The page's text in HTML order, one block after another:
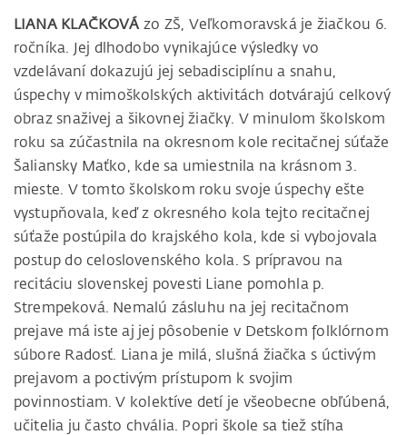
LIANA KLAČKOVÁ zo ZŠ, Veľkomoravská je žiačkou 6.
ročníka. Jej dlhodobo vynikajúce výsledky vo
vzdelávaní dokazujú jej sebadisciplínu a snahu,
úspechy v mimoškolských aktivitách dotvárajú celkový
obraz snaživej a šikovnej žiačky. V minulom školskom
roku sa zúčastnila na okresnom kole recitačnej súťaže
Šaliansky Maťko, kde sa umiestnila na krásnom 3.
mieste. V tomto školskom roku svoje úspechy ešte
vystupňovala, keď z okresného kola tejto recitačnej
súťaže postúpila do krajského kola, kde si vybojovala
postup do celoslovenského kola. S prípravou na
recitáciu slovenskej povesti Liane pomohla p.
Strempeková. Nemalú zásluhu na jej recitačnom
prejave má iste aj jej pôsobenie v Detskom folklórnom
súbore Radosť. Liana je milá, slušná žiačka s úctivým
prejavom a poctivým prístupom k svojim
povinnostiam. V kolektíve detí je všeobecne obľúbená,
učitelia ju často chvália. Popri škole sa tiež stíha